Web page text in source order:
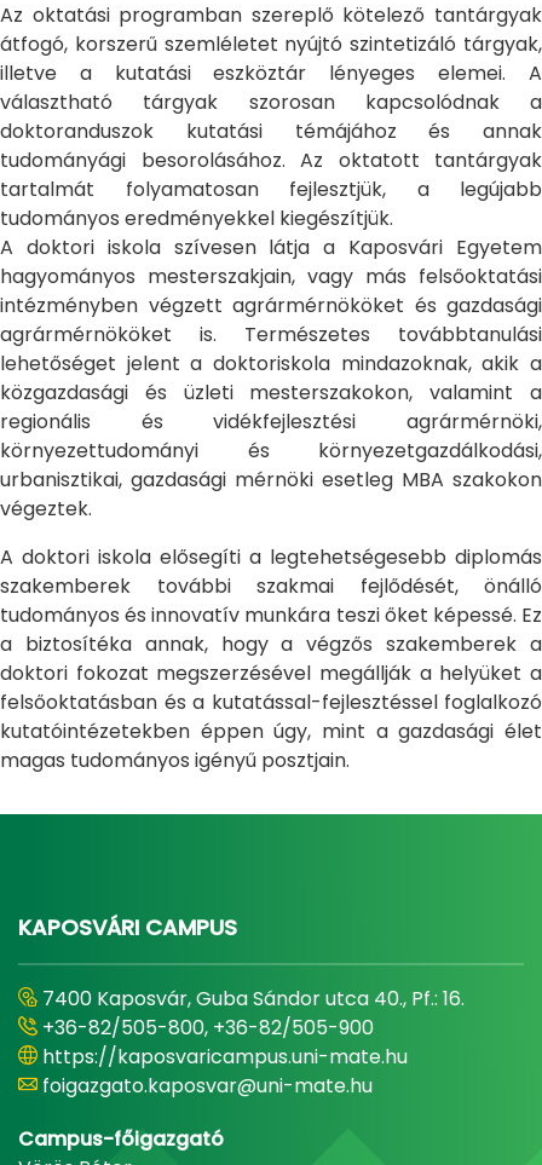
Az oktatási programban szereplő kötelező tantárgyak
átfogó, korszerű szemléletet nyújtó szintetizáló tárgyak,
illetve a kutatási eszköztár lényeges elemei. A
választható tárgyak szorosan kapcsolódnak a
doktoranduszok kutatási témájához és annak
tudományági besorolásához. Az oktatott tantárgyak
tartalmát folyamatosan fejlesztjük, a legújabb
tudományos eredményekkel kiegészítjük.
A doktori iskola szívesen látja a Kaposvári Egyetem
hagyományos mesterszakjain, vagy más felsőoktatási
intézményben végzett agrármérnököket és gazdasági
agrármérnököket is. Természetes továbbtanulási
lehetőséget jelent a doktoriskola mindazoknak, akik a
közgazdasági és üzleti mesterszakokon, valamint a
regionális és vidékfejlesztési agrármérnöki,
környezettudományi és környezetgazdálkodási,
urbanisztikai, gazdasági mérnöki esetleg MBA szakokon
végeztek.
A doktori iskola elősegíti a legtehetségesebb diplomás
szakemberek további szakmai fejlődését, önálló
tudományos és innovatív munkára teszi őket képessé. Ez
a biztosítéka annak, hogy a végzős szakemberek a
doktori fokozat megszerzésével megállják a helyüket a
felsőoktatásban és a kutatással-fejlesztéssel foglalkozó
kutatóintézetekben éppen úgy, mint a gazdasági élet
magas tudományos igényű posztjain.
KAPOSVÁRI CAMPUS
7400 Kaposvár, Guba Sándor utca 40., Pf.: 16.
+36-82/505-800, +36-82/505-900
https://kaposvaricampus.uni-mate.hu
foigazgato.kaposvar@uni-mate.hu
Campus-főigazgató